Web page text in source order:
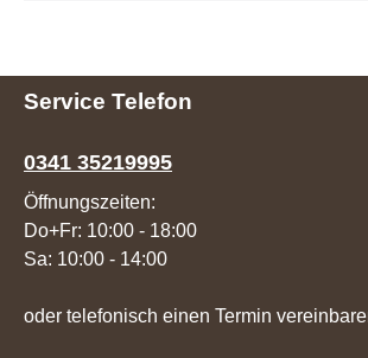
Service Telefon
0341 35219995
Öffnungszeiten:
Do+Fr: 10:00 - 18:00
Sa: 10:00 - 14:00
oder telefonisch einen Termin